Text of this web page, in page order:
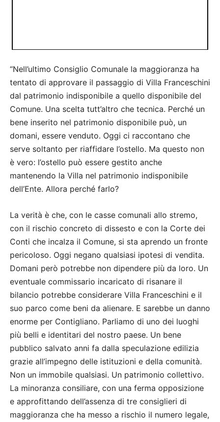
“Nell’ultimo Consiglio Comunale la maggioranza ha
tentato di approvare il passaggio di Villa Franceschini
dal patrimonio indisponibile a quello disponibile del
Comune. Una scelta tutt’altro che tecnica. Perché un
bene inserito nel patrimonio disponibile può, un
domani, essere venduto. Oggi ci raccontano che
serve soltanto per riaffidare l’ostello. Ma questo non
è vero: l’ostello può essere gestito anche
mantenendo la Villa nel patrimonio indisponibile
dell’Ente. Allora perché farlo?
La verità è che, con le casse comunali allo stremo,
con il rischio concreto di dissesto e con la Corte dei
Conti che incalza il Comune, si sta aprendo un fronte
pericoloso. Oggi negano qualsiasi ipotesi di vendita.
Domani però potrebbe non dipendere più da loro. Un
eventuale commissario incaricato di risanare il
bilancio potrebbe considerare Villa Franceschini e il
suo parco come beni da alienare. E sarebbe un danno
enorme per Contigliano. Parliamo di uno dei luoghi
più belli e identitari del nostro paese. Un bene
pubblico salvato anni fa dalla speculazione edilizia
grazie all’impegno delle istituzioni e della comunità.
Non un immobile qualsiasi. Un patrimonio collettivo.
La minoranza consiliare, con una ferma opposizione
e approfittando dell’assenza di tre consiglieri di
maggioranza che ha messo a rischio il numero legale,